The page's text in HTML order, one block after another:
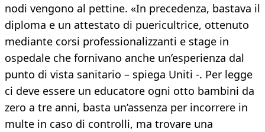
nodi vengono al pettine. «In precedenza, bastava il
diploma e un attestato di puericultrice, ottenuto
mediante corsi professionalizzanti e stage in
ospedale che fornivano anche un’esperienza dal
punto di vista sanitario – spiega Uniti -. Per legge
ci deve essere un educatore ogni otto bambini da
zero a tre anni, basta un’assenza per incorrere in
multe in caso di controlli, ma trovare una